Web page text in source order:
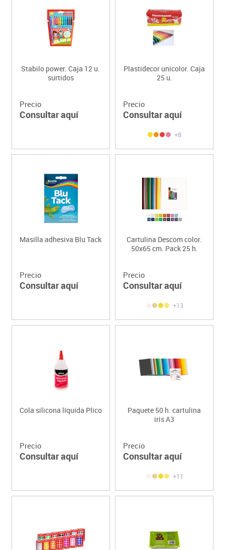
Stabilo power. Caja 12 u.
surtidos
Precio
Consultar aquí
Plastidecor unicolor. Caja
25 u.
Precio
Consultar aquí
+8
Masilla adhesiva Blu Tack
Precio
Consultar aquí
Cartulina Descom color.
50x65 cm. Pack 25 h.
Precio
Consultar aquí
+13
Cola silicona líquida Plico
Precio
Consultar aquí
Paquete 50 h. cartulina
iris A3
Precio
Consultar aquí
+11